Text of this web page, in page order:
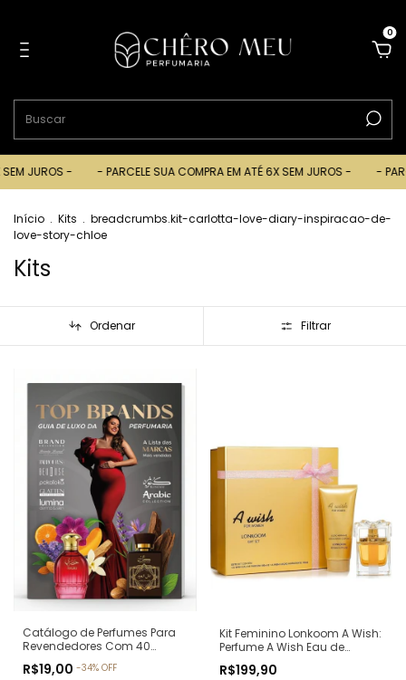
0
JUROS - - PARCELE SUA COMPRA EM ATÉ 6X SEM JUROS - -
Início . Kits . breadcrumbs.kit-carlotta-love-diary-inspiracao-de-
love-story-chloe
Kits
Ordenar Filtrar
Catálogo de Perfumes Para
Revendedores Com 40
Páginas - Os Produtos
Campeões de Vendas:
R$19,00 -34% OFF
Kit Feminino Lonkoom A Wish:
Perfume A Wish Eau de
Hidratante Corporal
R$199,90